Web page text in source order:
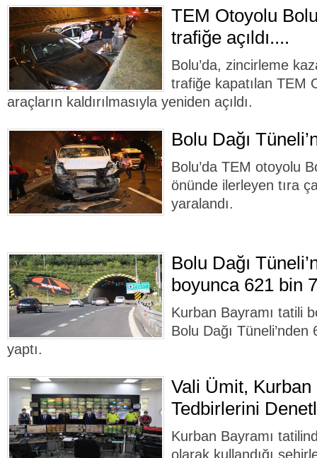
TEM Otoyolu
trafiğe açıldı....
Bolu’da, zincirleme
trafiğe kapatılan TEM
araçların kaldırılmasıyla yeniden açıldı.
Bolu Dağı
Bolu’da TEM otoyolu
önünde ilerleyen tıra
yaralandı.
Bolu Dağı
boyunca 621 bin
Kurban Bayramı tatili
Bolu Dağı
yaptı.
Vali Ümit, Kurban
Tedbirlerini
Kurban Bayramı
olarak kullandığı